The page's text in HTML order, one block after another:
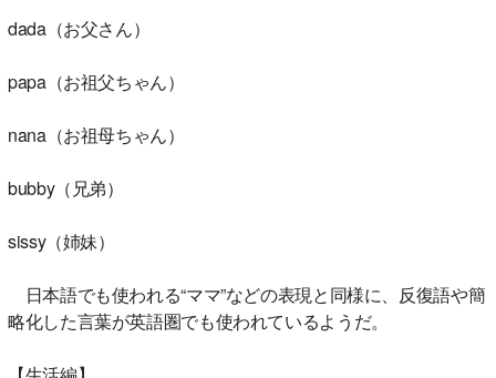
dada（お父さん）
papa（お祖父ちゃん）
nana（お祖母ちゃん）
bubby（兄弟）
sissy（姉妹）
日本語でも使われる“ママ”などの表現と同様に、反復語や簡
略化した言葉が英語圏でも使われているようだ。